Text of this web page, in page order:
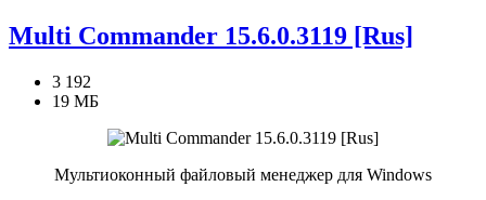
Multi Commander 15.6.0.3119 [Rus]
3 192
19 МБ
Мультиоконный файловый менеджер для Windows